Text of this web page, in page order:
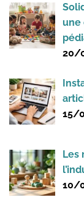
une
20/
15/
Les
10/